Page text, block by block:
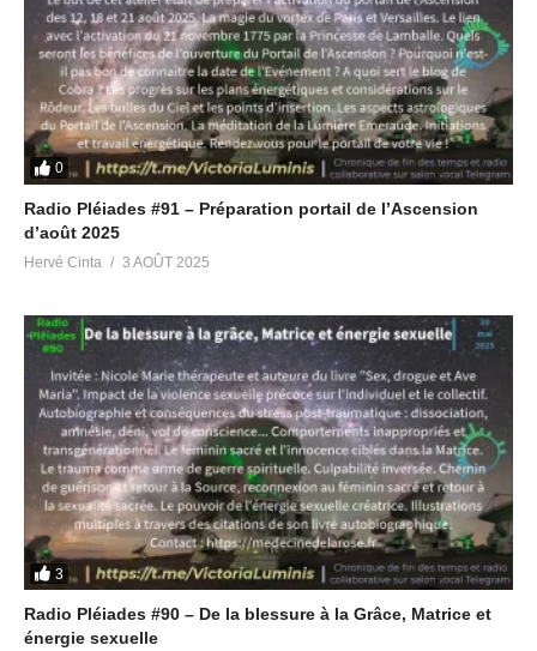
0
Radio Pléiades #91 – Préparation portail de l’Ascension
d’août 2025
Hervé Cinta 3 AOÛT 2025
3
Radio Pléiades #90 – De la blessure à la Grâce, Matrice et
énergie sexuelle